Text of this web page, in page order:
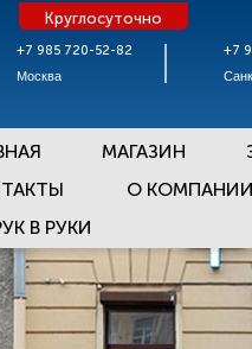
+7 985 720-52-82
Москва
Круглосуточно
+7
МАГАЗИН
О
В РУКИ